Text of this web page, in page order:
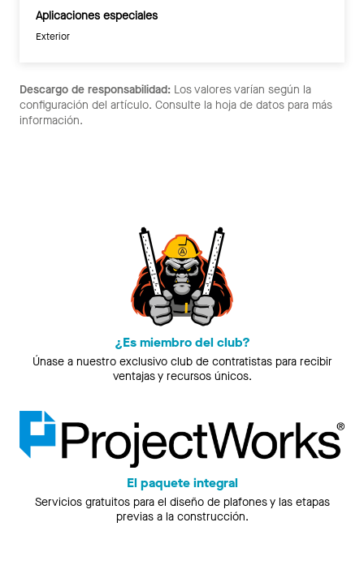
Aplicaciones especiales
Exterior
Descargo de responsabilidad: Los valores varían según la
configuración del artículo. Consulte la hoja de datos para más
información.
¿Es miembro del club?
Únase a nuestro exclusivo club de contratistas para recibir
ventajas y recursos únicos.
El paquete integral
Servicios gratuitos para el diseño de plafones y las etapas
previas a la construcción.